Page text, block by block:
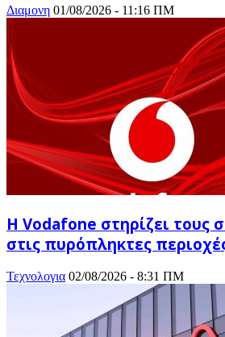
Διαμονη 01/08/2026 - 11:16 ΠΜ
Η Vodafone στηρίζει τους
στις πυρόπληκτες
Τεχνολογια 02/08/2026 - 8:31 ΠΜ